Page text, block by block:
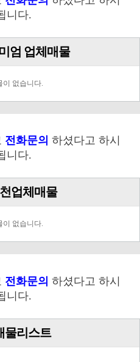
니다.
엄 업체매물
이 없습니다.
전화문의 하셨다고 하시
니다.
업체매물
이 없습니다.
전화문의 하셨다고 하시
니다.
물리스트